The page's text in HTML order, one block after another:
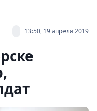
13:50, 19 апреля 2019